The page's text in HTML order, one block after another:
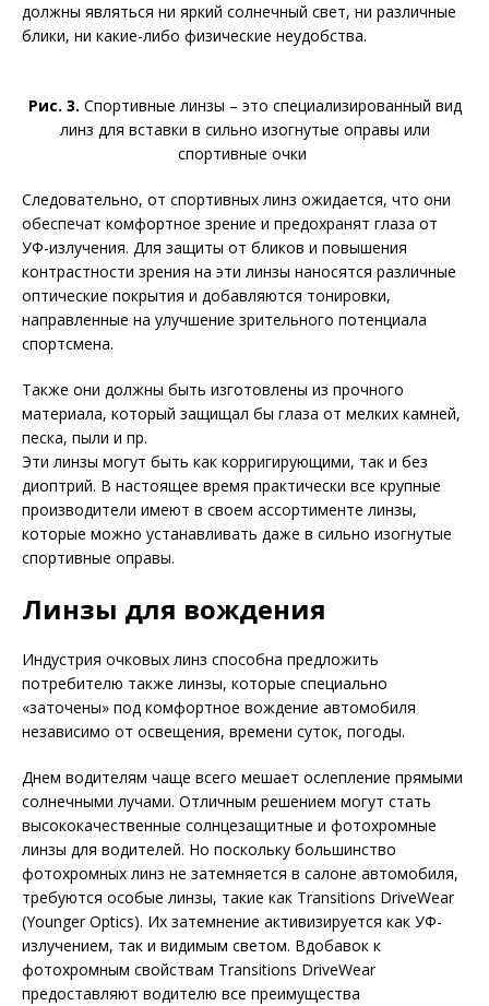
должны являться ни яркий солнечный свет, ни различные
блики, ни какие-либо физические неудобства.
Рис. 3. Спортивные линзы – это специализированный вид
линз для вставки в сильно изогнутые оправы или
спортивные очки
Следовательно, от спортивных линз ожидается, что они
обеспечат комфортное зрение и предохранят глаза от
УФ-излучения. Для защиты от бликов и повышения
контрастности зрения на эти линзы наносятся различные
оптические покрытия и добавляются тонировки,
направленные на улучшение зрительного потенциала
спортсмена.
Также они должны быть изготовлены из прочного
материала, который защищал бы глаза от мелких камней,
песка, пыли и пр.
Эти линзы могут быть как корригирующими, так и без
диоптрий. В настоящее время практически все крупные
производители имеют в своем ассортименте линзы,
которые можно устанавливать даже в сильно изогнутые
спортивные оправы.
Линзы для вождения
Индустрия очковых линз способна предложить
потребителю также линзы, которые специально
«заточены» под комфортное вож­дение автомобиля
независимо от освещения, времени суток, погоды.
Днем водителям чаще всего мешает ослеп­ление прямыми
солнечными лучами. Отличным решением могут стать
высоко­ка­чественные солнцезащитные и фото­хромные
линзы для водителей. Но поскольку большинство
фотохромных линз не затемняется в салоне автомобиля,
требуются особые линзы, такие как Transitions DriveWear
(Youn­ger Optics). Их затемнение активизируется как УФ-
излучением, так и видимым светом. Вдобавок к
фотохромным свойствам Transitions DriveWear
предоставляют водителю все преимущества